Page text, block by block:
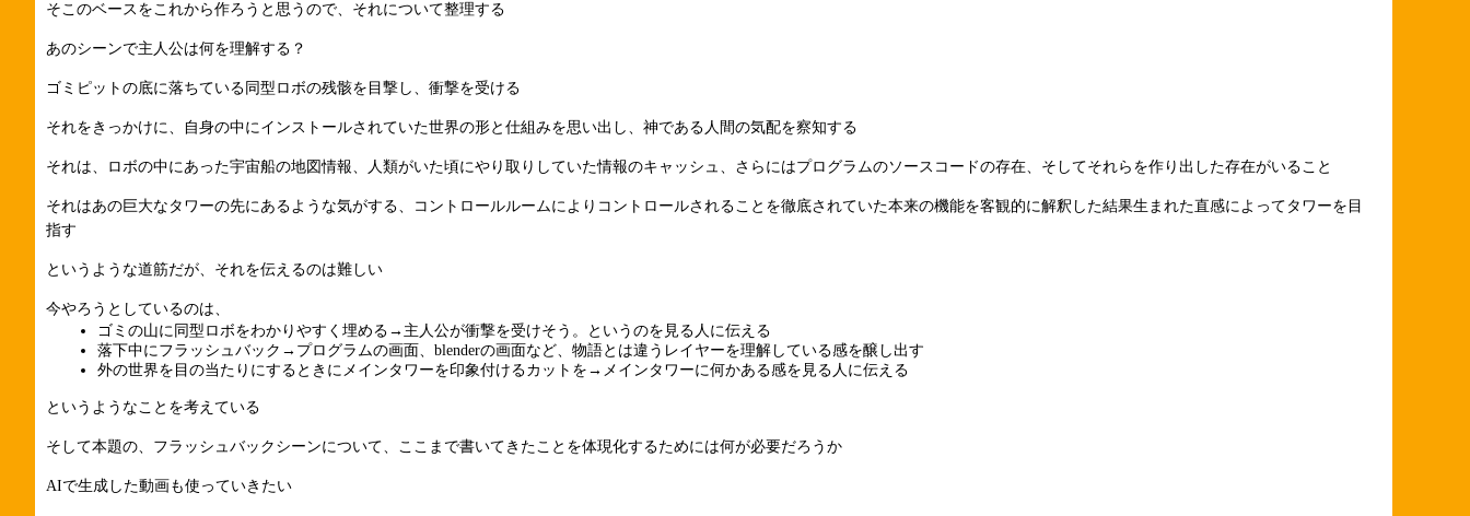
そこのベースをこれから作ろうと思うので、それについて整理する
あのシーンで主人公は何を理解する？
ゴミピットの底に落ちている同型ロボの残骸を目撃し、衝撃を受ける
それをきっかけに、自身の中にインストールされていた世界の形と仕組みを思い出し、神である人間の気配を察知する
それは、ロボの中にあった宇宙船の地図情報、人類がいた頃にやり取りしていた情報のキャッシュ、さらにはプログラムのソースコードの存在、そしてそれらを作り出した存在がいること
それはあの巨大なタワーの先にあるような気がする、コントロールルームによりコントロールされることを徹底されていた本来の機能を客観的に解釈した結果生まれた直感によってタワーを目
指す
というような道筋だが、それを伝えるのは難しい
今やろうとしているのは、
ゴミの山に同型ロボをわかりやすく埋める→主人公が衝撃を受けそう。というのを見る人に伝える
落下中にフラッシュバック→プログラムの画面、blenderの画面など、物語とは違うレイヤーを理解している感を醸し出す
外の世界を目の当たりにするときにメインタワーを印象付けるカットを→メインタワーに何かある感を見る人に伝える
というようなことを考えている
そして本題の、フラッシュバックシーンについて、ここまで書いてきたことを体現化するためには何が必要だろうか
AIで生成した動画も使っていきたい